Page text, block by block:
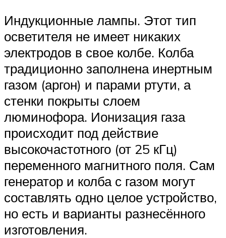
Индукционные лампы. Этот тип
осветителя не имеет никаких
электродов в свое колбе. Колба
традиционно заполнена инертным
газом (аргон) и парами ртути, а
стенки покрыты слоем
люминофора. Ионизация газа
происходит под действие
высокочастотного (от 25 кГц)
переменного магнитного поля. Сам
генератор и колба с газом могут
составлять одно целое устройство,
но есть и варианты разнесённого
изготовления.